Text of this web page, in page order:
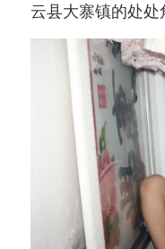
云县大寨镇的处处